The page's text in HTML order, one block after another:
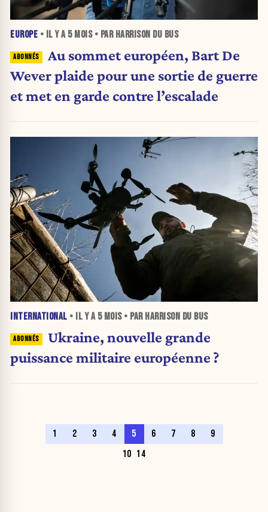
EUROPE • IL Y A 5 MOIS• PAR HARRISON DU BUS
Au sommet européen, Bart De
Wever plaide pour une sortie de guerre
et met en garde contre l’escalade
INTERNATIONAL • IL Y A 5 MOIS• PAR HARRISON DU BUS
Ukraine, nouvelle grande
puissance militaire européenne ?
1 2 3 4 5 6 7 8
9
10 14